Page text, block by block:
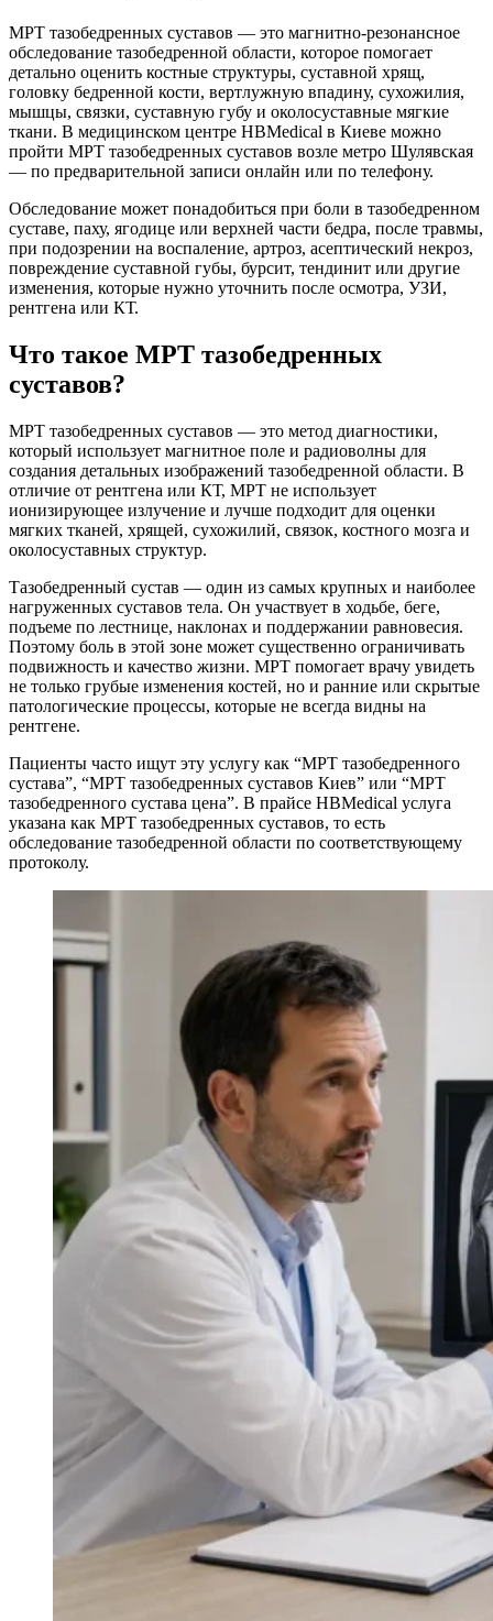
МРТ тазобедренных суставов — это магнитно-резонансное
обследование тазобедренной области, которое помогает
детально оценить костные структуры, суставной хрящ,
головку бедренной кости, вертлужную впадину, сухожилия,
мышцы, связки, суставную губу и околосуставные мягкие
ткани. В медицинском центре HBMedical в Киеве можно
пройти МРТ тазобедренных суставов возле метро Шулявская
— по предварительной записи онлайн или по телефону.
Обследование может понадобиться при боли в тазобедренном
суставе, паху, ягодице или верхней части бедра, после травмы,
при подозрении на воспаление, артроз, асептический некроз,
повреждение суставной губы, бурсит, тендинит или другие
изменения, которые нужно уточнить после осмотра, УЗИ,
рентгена или КТ.
Что такое МРТ тазобедренных
суставов?
МРТ тазобедренных суставов — это метод диагностики,
который использует магнитное поле и радиоволны для
создания детальных изображений тазобедренной области. В
отличие от рентгена или КТ, МРТ не использует
ионизирующее излучение и лучше подходит для оценки
мягких тканей, хрящей, сухожилий, связок, костного мозга и
околосуставных структур.
Тазобедренный сустав — один из самых крупных и наиболее
нагруженных суставов тела. Он участвует в ходьбе, беге,
подъеме по лестнице, наклонах и поддержании равновесия.
Поэтому боль в этой зоне может существенно ограничивать
подвижность и качество жизни. МРТ помогает врачу увидеть
не только грубые изменения костей, но и ранние или скрытые
патологические процессы, которые не всегда видны на
рентгене.
Пациенты часто ищут эту услугу как “МРТ тазобедренного
сустава”, “МРТ тазобедренных суставов Киев” или “МРТ
тазобедренного сустава цена”. В прайсе HBMedical услуга
указана как МРТ тазобедренных суставов, то есть
обследование тазобедренной области по соответствующему
протоколу.